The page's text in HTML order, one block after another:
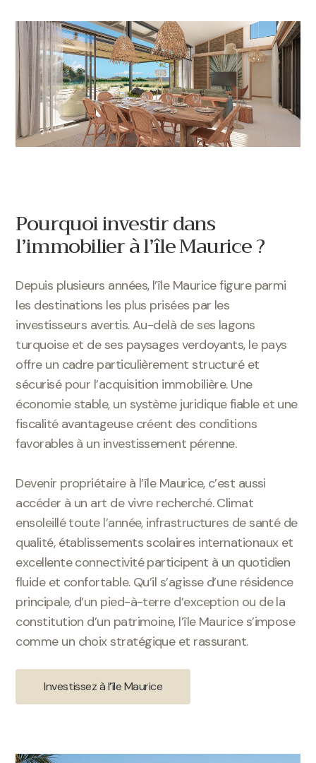
Pourquoi investir dans
l’immobilier à l’île Maurice ?
Depuis plusieurs années, l’île Maurice figure parmi
les destinations les plus prisées par les
investisseurs avertis. Au-delà de ses lagons
turquoise et de ses paysages verdoyants, le pays
offre un cadre particulièrement structuré et
sécurisé pour l’acquisition immobilière. Une
économie stable, un système juridique fiable et une
fiscalité avantageuse créent des conditions
favorables à un investissement pérenne.
Devenir propriétaire à l’île Maurice, c’est aussi
accéder à un art de vivre recherché. Climat
ensoleillé toute l’année, infrastructures de santé de
qualité, établissements scolaires internationaux et
excellente connectivité participent à un quotidien
fluide et confortable. Qu’il s’agisse d’une résidence
principale, d’un pied-à-terre d’exception ou de la
constitution d’un patrimoine, l’île Maurice s’impose
comme un choix stratégique et rassurant.
Investissez à l’île Maurice